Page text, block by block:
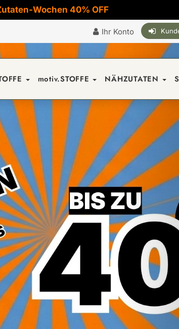
Wochen 40% OFF
Ihr Konto
motiv.STOFFE NÄHZUTATEN